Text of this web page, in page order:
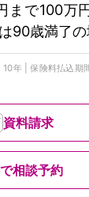
まで100万
90歳満了
年 | 保険料払込期
相談予約
資料請求